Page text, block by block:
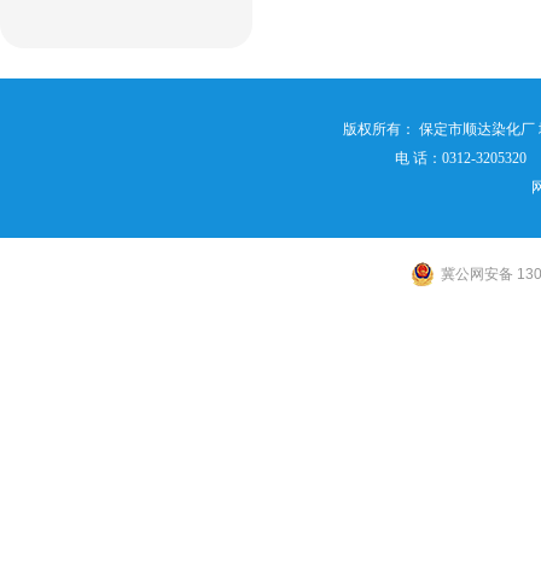
版权所有： 保定市顺达染化厂
电 话：0312-3205320
冀公网安备